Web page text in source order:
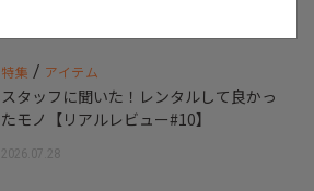
特集 / アイテム
スタッフに聞いた！レンタルして良かっ
たモノ【リアルレビュー#10】
2026.07.28